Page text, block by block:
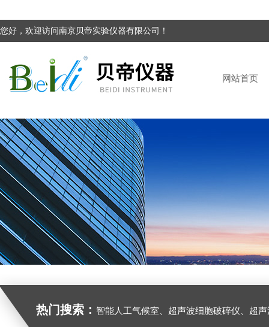
您好，欢迎访问南京贝帝实验仪器有限公司！
网站首页
热门搜索： 智能人工气候室、超声波细胞破碎仪、超